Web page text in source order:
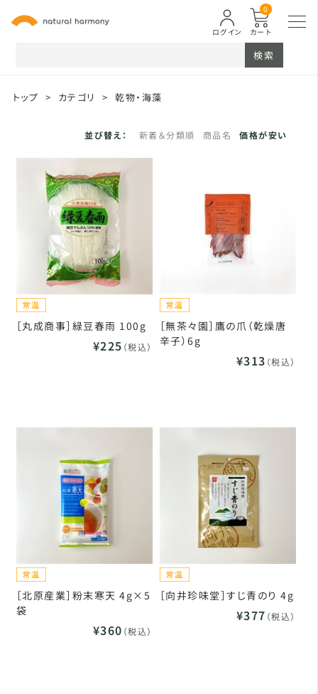
カート
0
ログイン
検索
トップ > カテゴリ > 乾物・海藻
並び替え： 新着＆分類順 商品名 価格が安い
［丸成商事］緑豆春雨 100g
¥225 （税込）
［無茶々園］鷹の爪（乾燥唐
辛子）6g
¥313 （税込）
［北原産業］粉末寒天 4g×5
袋
¥360 （税込）
［向井珍味堂］すじ青のり 4g
¥377 （税込）